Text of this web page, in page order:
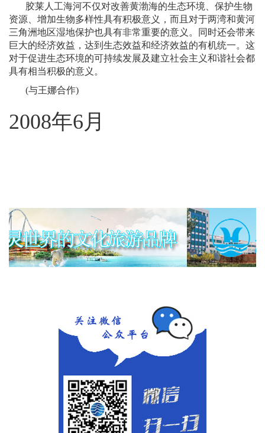
胶莱人工海河不仅对改善黄渤海的生态环境、保护生物
资源、增加生物多样性具有积极意义，而且对于两湾和黄河
三角洲地区湿地保护也具有非常重要的意义。同时还会带来
巨大的经济效益，达到生态效益和经济效益的有机统一。这
对于促进生态环境的可持续发展及建立社会主义和谐社会都
具有相当积极的意义。
(与王娜合作)
2008年6月